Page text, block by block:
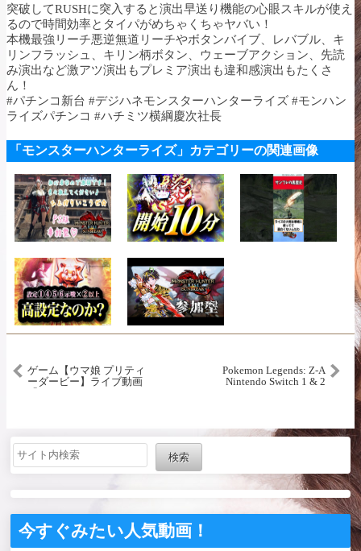
突破してRUSHに突入すると演出早送り機能の心眼スキルが使え
るので時間効率とタイパがめちゃくちゃヤバい！
本機最強リーチ悪逆無道リーチやボタンバイブ、レバブル、キ
リンフラッシュ、キリン柄ボタン、ウェーブアクション、先読
み演出など激アツ演出もプレミア演出も違和感演出もたくさ
ん！
#パチンコ新台 #デジハネモンスターハンターライズ #モンハン
ライズパチンコ #ハチミツ横綱慶次社長
「モンスターハンターライズ」カテゴリーの関連画像
ゲーム【ウマ娘 プリティ
ーダービー】ライブ動画
Pokemon Legends: Z-A
Nintendo Switch 1 & 2
検索
今すぐみたい人気動画！